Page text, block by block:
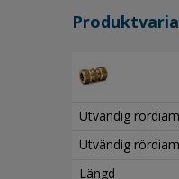
Utvändig
Utvändig
Längd